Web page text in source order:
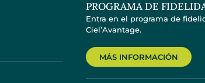
PROGRAMA DE
Entra en el programa de
Ciel’Avantage.
MÁS INFORMACIÓN